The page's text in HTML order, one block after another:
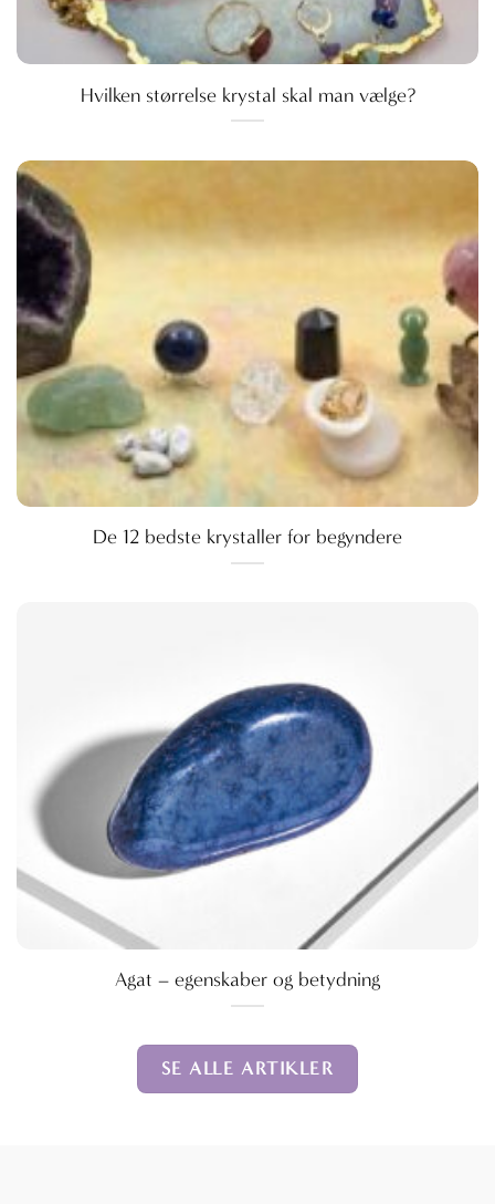
Hvilken størrelse krystal skal man vælge?
De 12 bedste krystaller for begyndere
Agat – egenskaber og betydning
SE ALLE ARTIKLER